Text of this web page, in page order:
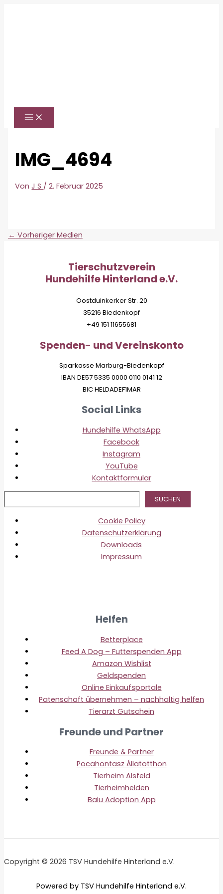
IMG_4694
VonJ S /2. Februar 2025
← Vorheriger Medien
Tierschutzverein
Hundehilfe Hinterland e.V.
Oostduinkerker Str. 20
35216 Biedenkopf
+49 151 11655681
Spenden- und Vereinskonto
Sparkasse Marburg-Biedenkopf
IBAN DE57 5335 0000 0110 0141 12
BIC HELDADEF1MAR
Social Links
Hundehilfe WhatsApp
Facebook
Instagram
YouTube
Kontaktformular
SUCHEN
Cookie Policy
Datenschutzerklärung
Downloads
Impressum
Helfen
Betterplace
Feed A Dog – Futterspenden App
Amazon Wishlist
Geldspenden
Online Einkaufsportale
Patenschaft übernehmen – nachhaltig helfen
Tierarzt Gutschein
Freunde und Partner
Freunde & Partner
Pocahontasz Állatotthon
Tierheim Alsfeld
Tierheimhelden
Balu Adoption App
Copyright © 2026 TSV Hundehilfe Hinterland e.V.
Powered by TSV Hundehilfe Hinterland e.V.